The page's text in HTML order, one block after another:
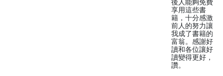
後人能夠免費
享用這些書
籍，十分感激
前人的努力讓
我成了書籍的
富翁。感謝好
讀和各位讓好
讀變得更好，
讚。